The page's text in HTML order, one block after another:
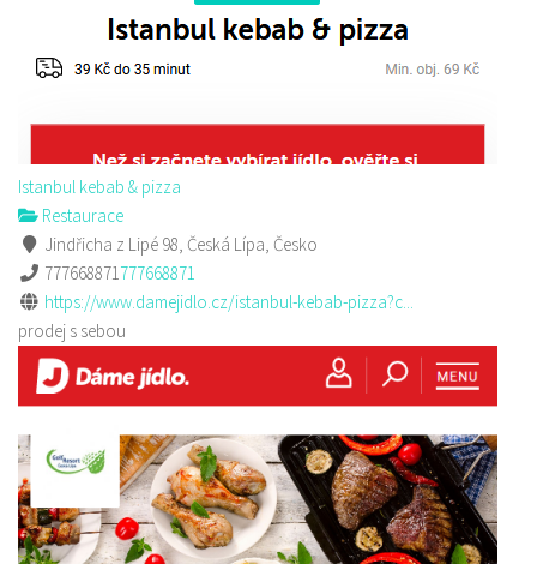
Istanbul kebab & pizza
Restaurace
Jindřicha z Lipé 98, Česká Lípa, Česko
777668871777668871
https://www.damejidlo.cz/istanbul-kebab-pizza?c...
prodej s sebou